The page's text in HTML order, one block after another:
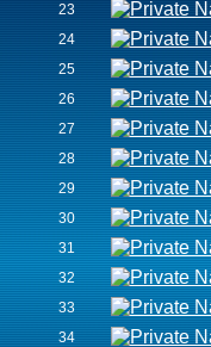
23
24
25
26
27
28
29
30
31
32
33
34